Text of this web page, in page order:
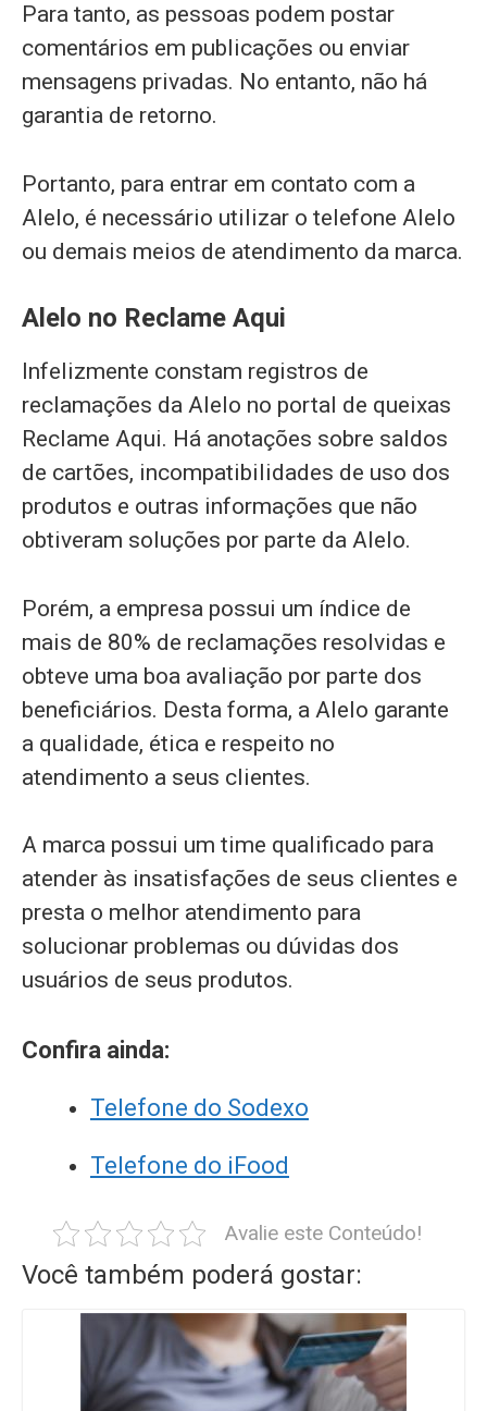
Para tanto, as pessoas podem postar
comentários em publicações ou enviar
mensagens privadas. No entanto, não há
garantia de retorno.
Portanto, para entrar em contato com a
Alelo, é necessário utilizar o telefone Alelo
ou demais meios de atendimento da marca.
Alelo no Reclame Aqui
Infelizmente constam registros de
reclamações da Alelo no portal de queixas
Reclame Aqui. Há anotações sobre saldos
de cartões, incompatibilidades de uso dos
produtos e outras informações que não
obtiveram soluções por parte da Alelo.
Porém, a empresa possui um índice de
mais de 80% de reclamações resolvidas e
obteve uma boa avaliação por parte dos
beneficiários. Desta forma, a Alelo garante
a qualidade, ética e respeito no
atendimento a seus clientes.
A marca possui um time qualificado para
atender às insatisfações de seus clientes e
presta o melhor atendimento para
solucionar problemas ou dúvidas dos
usuários de seus produtos.
Confira ainda:
Telefone do Sodexo
Telefone do iFood
Avalie este Conteúdo!
Você também poderá gostar: